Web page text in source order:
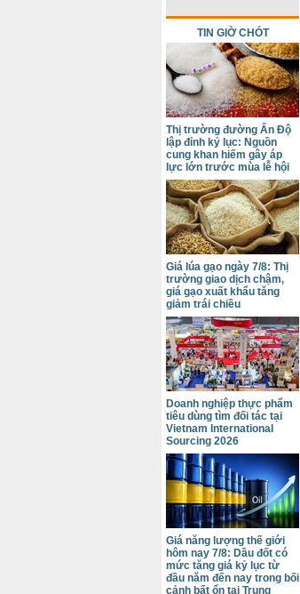
TIN GIỜ CHÓT
Thị trường đường Ấn Độ
lập đỉnh kỷ lục: Nguồn
cung khan hiếm gây áp
lực lớn trước mùa lễ hội
Giá lúa gạo ngày 7/8: Thị
trường giao dịch chậm,
giá gạo xuất khẩu tăng
giảm trái chiều
Doanh nghiệp thực phẩm
tiêu dùng tìm đối tác tại
Vietnam International
Sourcing 2026
Giá năng lượng thế giới
hôm nay 7/8: Dầu đốt có
mức tăng giá kỷ lục từ
đầu năm đến nay trong bối
cảnh bất ổn tại Trung